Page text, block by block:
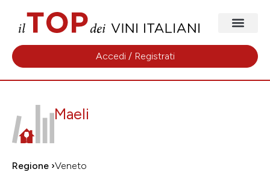
Accedi / Registrati
Maeli
Regione ›Veneto